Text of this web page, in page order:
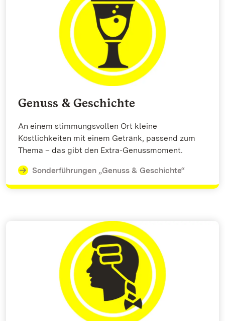
Genuss & Geschichte
An einem stimmungsvollen Ort kleine
Köstlichkeiten mit einem Getränk, passend zum
Thema – das gibt den Extra-Genussmoment.
Sonderführungen „Genuss & Geschichte“